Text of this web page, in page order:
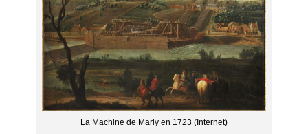
La Machine de Marly en 1723 (Internet)